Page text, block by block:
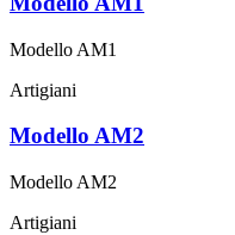
Modello AM1
Artigiani
Modello AM2
Modello AM2
Artigiani